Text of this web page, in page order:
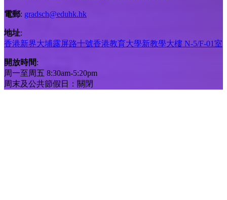
電郵: gradsch@eduhk.hk
地址:
香港新界大埔露屏路十號香港教育大學新教學大樓 N-5/F-01室
開放時間:
周一至周五 8:30am-5:20pm
周末及公共節假日：關閉